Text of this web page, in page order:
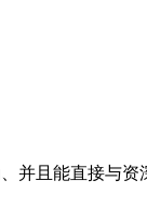
并且能直接与资